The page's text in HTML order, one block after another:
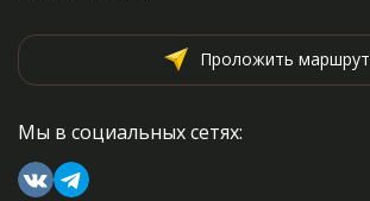
Проложить маршрут
Мы в социальных сетях: